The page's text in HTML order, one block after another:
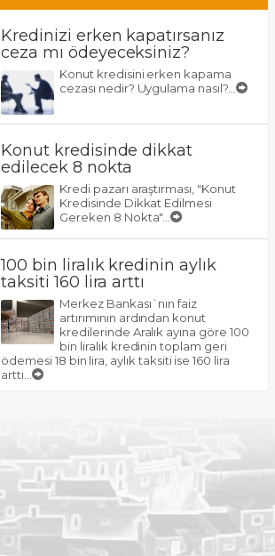
Kredinizi erken kapatırsanız
ceza mı ödeyeceksiniz?
Konut kredisini erken kapama
cezası nedir? Uygulama nasıl?...
Konut kredisinde dikkat
edilecek 8 nokta
Kredi pazarı araştırması, "Konut
Kredisinde Dikkat Edilmesi
Gereken 8 Nokta"...
100 bin liralık kredinin aylık
taksiti 160 lira arttı
Merkez Bankası`nın faiz
artırımının ardından konut
kredilerinde Aralık ayına göre 100
bin liralık kredinin toplam geri
ödemesi 18 bin lira, aylık taksiti ise 160 lira
arttı...